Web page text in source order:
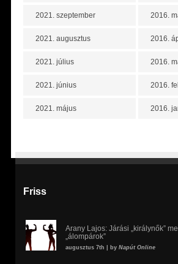
2021. szeptember
2021. augusztus
2021. július
2021. június
2021. május
2016.
2016.
2016.
2016.
2016.
Friss
Arany Lajos: Járási „királynők”
„álompárok”
augusztus 7th | by Napút Online